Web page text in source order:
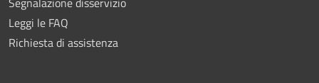
Leggi le FAQ
Richiesta di assistenza